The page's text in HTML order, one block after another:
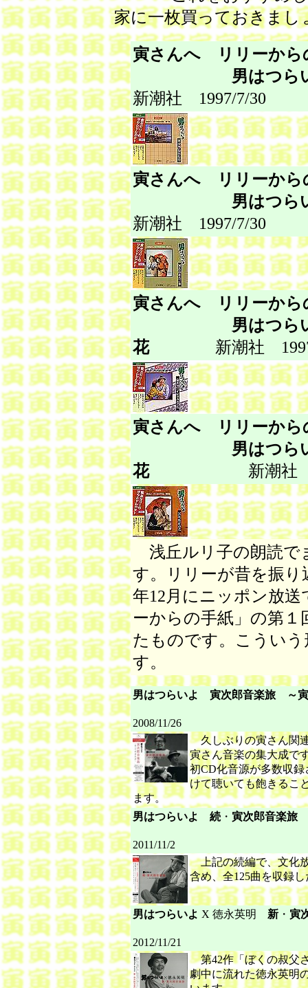
家に一枚買っておきまし
寅さんへ リリーか
男はつらいよ
新潮社 1997/7/30
寅さんへ リリーか
男はつらいよ
新潮社 1997/7/30
寅さんへ リリーか
男はつらいよ
花新潮社 1997/
寅さんへ リリーか
男はつらいよ
花新潮社
浅丘ルリ子の朗読で
す。リリーが昔を振り
年12月にニッポン放
ーからの手紙」の第
たものです。こうい
す。
男はつらいよ 寅次郎音楽旅 ～寅
2008/11/26
久しぶりの寅さん関連
寅さん音楽の集大成で
初CD化音源が多数収
けて聴いても飽きるこ
ます。
男はつらいよ 続 ・ 寅次郎音楽旅
2011/11/2
上記の続編で、文化放
含め、全125曲を収録
男はつらいよ X 徳永英明 新 ・ 寅
2012/11/21
第42作「ぼくの叔父
劇中に流れた徳永英明